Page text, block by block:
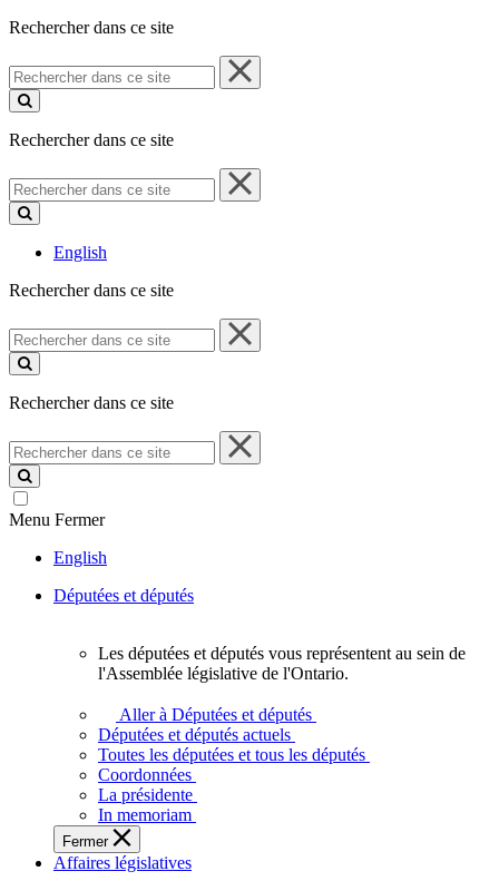
Rechercher dans ce site
Rechercher
dans
ce
Rechercher dans ce site
Rechercher
dans
ce
English
Rechercher dans ce site
Rechercher
dans
ce
Rechercher dans ce site
Rechercher
dans
ce
site
Menu Fermer
English
Députées et députés
députés
vous
représentent
sein
de
l'Assemblée
législative
Les députées et députés vous représentent au sein de
l'Assemblée législative de l'Ontario.
Aller à Députées et députés
Députées et députés actuels
Toutes les députées et tous les députés
Coordonnées
La présidente
In memoriam
Fermer
Affaires législatives